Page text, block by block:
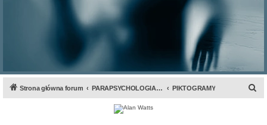
Strona główna forum PARAPSYCHOLOGIA & ANOMALIA PIKTOGRAMY